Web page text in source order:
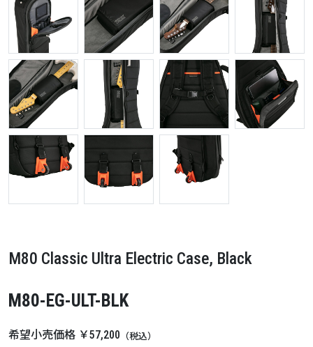
M80 Classic Ultra Electric Case, Black
M80-EG-ULT-BLK
希望小売価格 ￥57,200 （税込）